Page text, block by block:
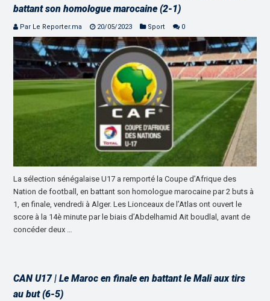
battant son homologue marocaine (2-1)
Par Le Reporter.ma 20/05/2023 Sport 0
La sélection sénégalaise U17 a remporté la Coupe d’Afrique des
Nation de football, en battant son homologue marocaine par 2 buts à
1, en finale, vendredi à Alger. Les Lionceaux de l’Atlas ont ouvert le
score à la 14è minute par le biais d’Abdelhamid Ait boudlal, avant de
concéder deux …
CAN U17 | Le Maroc en finale en battant le Mali aux tirs
au but (6-5)